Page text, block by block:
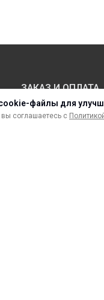
файлы для
соглашаетесь с
ЗАКАЗ И ОПЛАТА